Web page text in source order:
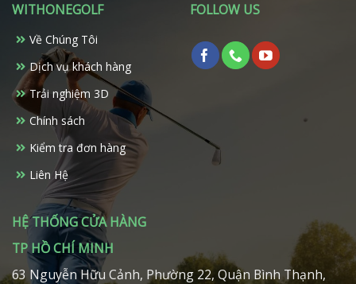
WITHONEGOLF
Về Chúng Tôi
Dịch vụ khách hàng
Trải nghiệm 3D
Chính sách
Kiểm tra đơn hàng
Liên Hệ
FOLLOW US
HỆ THỐNG CỬA HÀNG
TP HỒ CHÍ MINH
63 Nguyễn Hữu Cảnh, Phường 22, Quận Bình Thạnh,